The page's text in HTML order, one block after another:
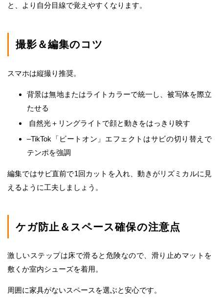
と、より自分目線で覚えやすくなります。
撮影＆編集のコツ
スマホは縦撮り推奨。
背景は無地またはライトカラーで統一し、被写体を際立
たせる
自然光＋リングライトで顔と動きをはっきり映す
–TikTok「ビートオン」エフェクトはサビの切り替えで
テンポを強調
編集ではサビ直前で1回カットを入れ、動きがリズミカルに見
えるように工夫しましょう。
ケガ防止＆スペース確保の注意点
激しいステップは床で滑ると危険なので、滑り止めマットを
敷くか室内シューズを着用。
周囲に家具がないスペースを選ぶと安心です。